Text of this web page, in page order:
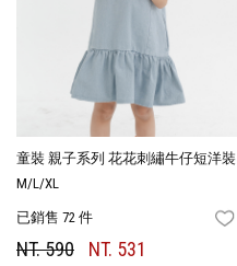
童裝 親子系列 花花刺繡牛仔短洋裝
M/L/XL
已銷售 72 件
NT. 590 NT. 531